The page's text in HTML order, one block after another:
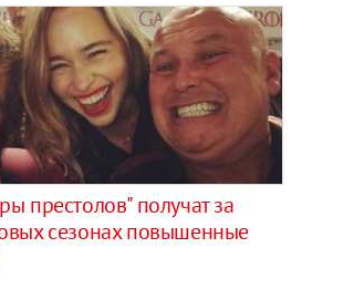
престолов" получат за
сезонах повышенные